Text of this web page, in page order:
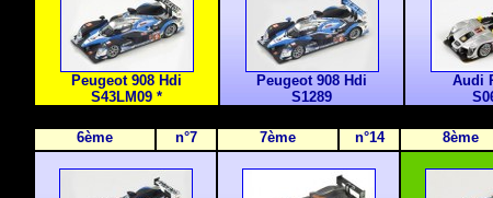
Peugeot 908 Hdi
S43LM09 *
Peugeot 908 Hdi
S1289
Audi
6ème n°7 7ème n°14 8ème